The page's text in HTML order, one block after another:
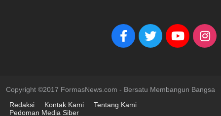
Copyright ©2017 FormasNews.com - Bersatu Membangun Bangsa
Redaksi
Kontak Kami
Tentang Kami
Pedoman Media Siber